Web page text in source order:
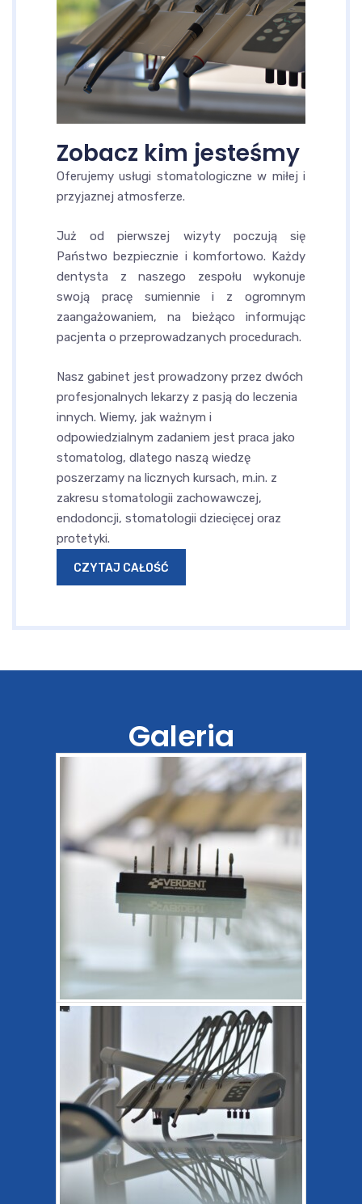
Zobacz kim jesteśmy
Oferujemy usługi stomatologiczne w miłej i
przyjaznej atmosferze.
Już od pierwszej wizyty poczują się
Państwo bezpiecznie i komfortowo. Każdy
dentysta z naszego zespołu wykonuje
swoją pracę sumiennie i z ogromnym
zaangażowaniem, na bieżąco informując
pacjenta o przeprowadzanych procedurach.
Nasz gabinet jest prowadzony przez dwóch
profesjonalnych lekarzy z pasją do leczenia
innych. Wiemy, jak ważnym i
odpowiedzialnym zadaniem jest praca jako
stomatolog, dlatego naszą wiedzę
poszerzamy na licznych kursach, m.in. z
zakresu stomatologii zachowawczej,
endodoncji, stomatologii dziecięcej oraz
protetyki.
CZYTAJ CAŁOŚĆ
Galeria